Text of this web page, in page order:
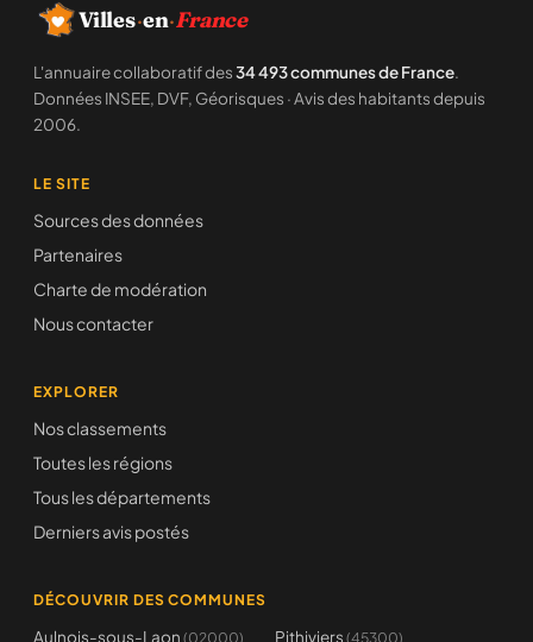
Villes·en·France
L'annuaire collaboratif des34 493 communes de France.
Données INSEE, DVF, Géorisques · Avis des habitants depuis
2006.
LE SITE
Sources des données
Partenaires
Charte de modération
Nous contacter
EXPLORER
Nos classements
Toutes les régions
Tous les départements
Derniers avis postés
DÉCOUVRIR DES COMMUNES
Aulnois-sous-Laon (02000) Pithiviers (45300)